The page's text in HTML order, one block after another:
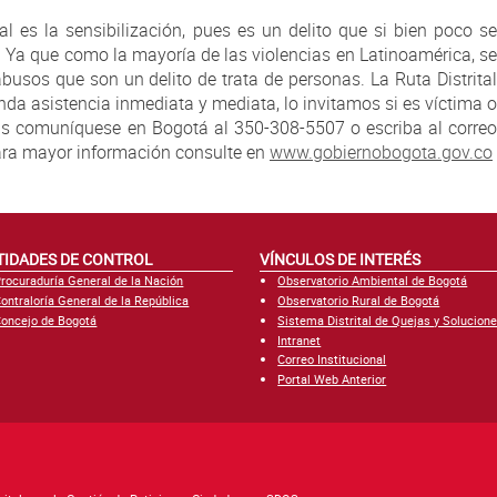
es la sensibilización, pues es un delito que si bien poco se
que como la mayoría de las violencias en Latinoamérica, se
que son un delito de trata de personas. La Ruta Distrital
asistencia inmediata y mediata, lo invitamos si es víctima o
comuníquese en Bogotá al 350-308-5507 o escriba al correo
mayor información consulte en www.gobiernobogota.gov.co
DE CONTROL
General de la Nación
General de la República
de Bogotá
VÍNCULOS DE INTERÉS
Observatorio Ambiental de Bogotá
Observatorio Rural de Bogotá
Sistema Distrital de Quejas y
Intranet
Correo Institucional
Portal Web Anterior